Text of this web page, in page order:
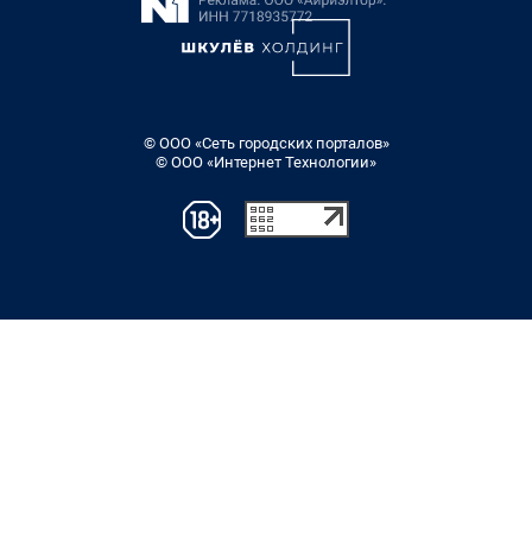
© ООО «Сеть городских порталов»
© ООО «Интернет Технологии»